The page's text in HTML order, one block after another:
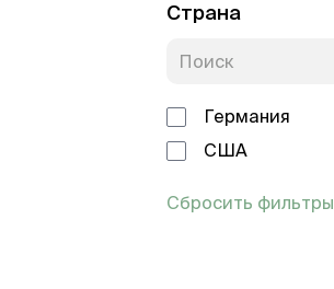
Страна
Германия
США
Сбросить фильтры